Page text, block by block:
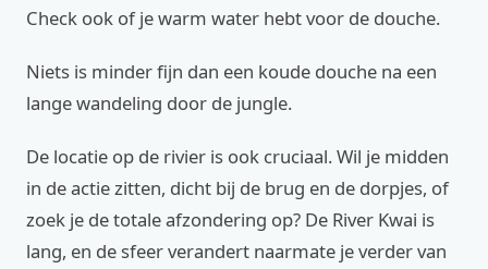
Check ook of je warm water hebt voor de douche.
Niets is minder fijn dan een koude douche na een
lange wandeling door de jungle.
De locatie op de rivier is ook cruciaal. Wil je midden
in de actie zitten, dicht bij de brug en de dorpjes, of
zoek je de totale afzondering op? De River Kwai is
lang, en de sfeer verandert naarmate je verder van